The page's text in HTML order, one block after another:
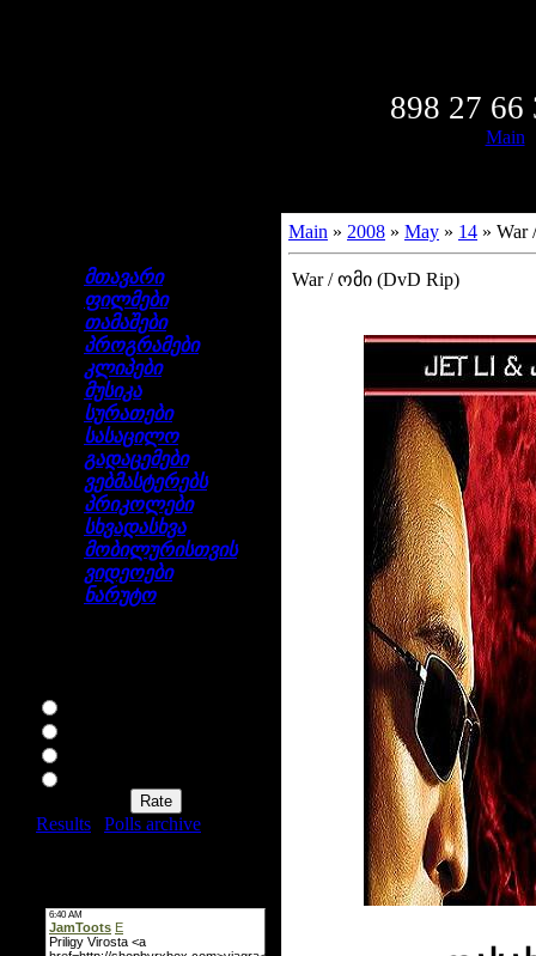
898 27
Main
მთავარი
ფილმები
თამაშები
პროგრამები
კლიპები
მუსიკა
სურათები
სასაცილო
გადაცემები
ვებმასტერებს
პრიკოლები
სხვადასხვა
მობილურისთვის
ვიდეოები
ნარუტო
Results
Polls archive
Main » 2008 » May » 14 »
War / ომი (DvD Rip)